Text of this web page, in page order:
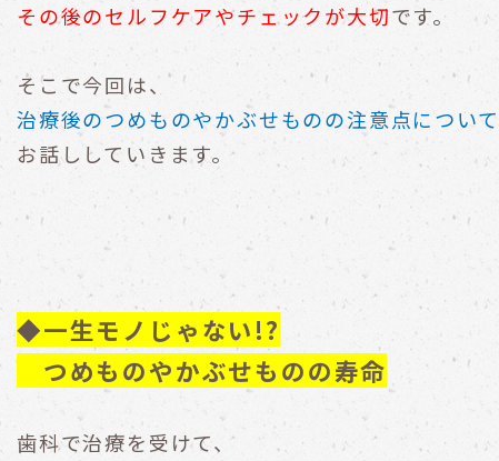
その後のセルフケアやチェックが大切です。
そこで今回は、
治療後のつめものやかぶせものの注意点について
お話ししていきます。
◆一生モノじゃない!?
つめものやかぶせものの寿命
歯科で治療を受けて、